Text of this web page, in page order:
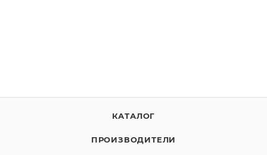
КАТАЛОГ
ПРОИЗВОДИТЕЛИ